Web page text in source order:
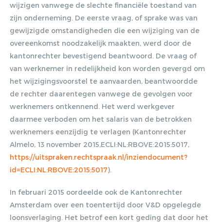
wijzigen vanwege de slechte financiële toestand van
zijn onderneming. De eerste vraag, of sprake was van
gewijzigde omstandigheden die een wijziging van de
overeenkomst noodzakelijk maakten, werd door de
kantonrechter bevestigend beantwoord. De vraag of
van werknemer in redelijkheid kon worden gevergd om
het wijzigingsvoorstel te aanvaarden, beantwoordde
de rechter daarentegen vanwege de gevolgen voor
werknemers ontkennend. Het werd werkgever
daarmee verboden om het salaris van de betrokken
werknemers eenzijdig te verlagen (Kantonrechter
Almelo, 13 november 2015,ECLI:NL:RBOVE:2015:5017,
https://uitspraken.rechtspraak.nl/inziendocument?
id=ECLI:NL:RBOVE:2015:5017).
In februari 2015 oordeelde ook de Kantonrechter
Amsterdam over een toentertijd door V&D opgelegde
loonsverlaging. Het betrof een kort geding dat door het